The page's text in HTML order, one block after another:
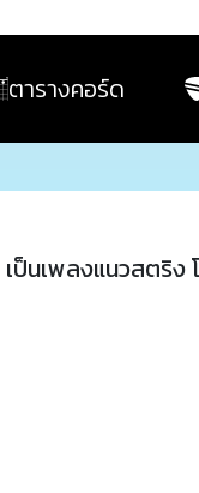
ตารางคอร์ด
เป็นเพลงแนวสตริง